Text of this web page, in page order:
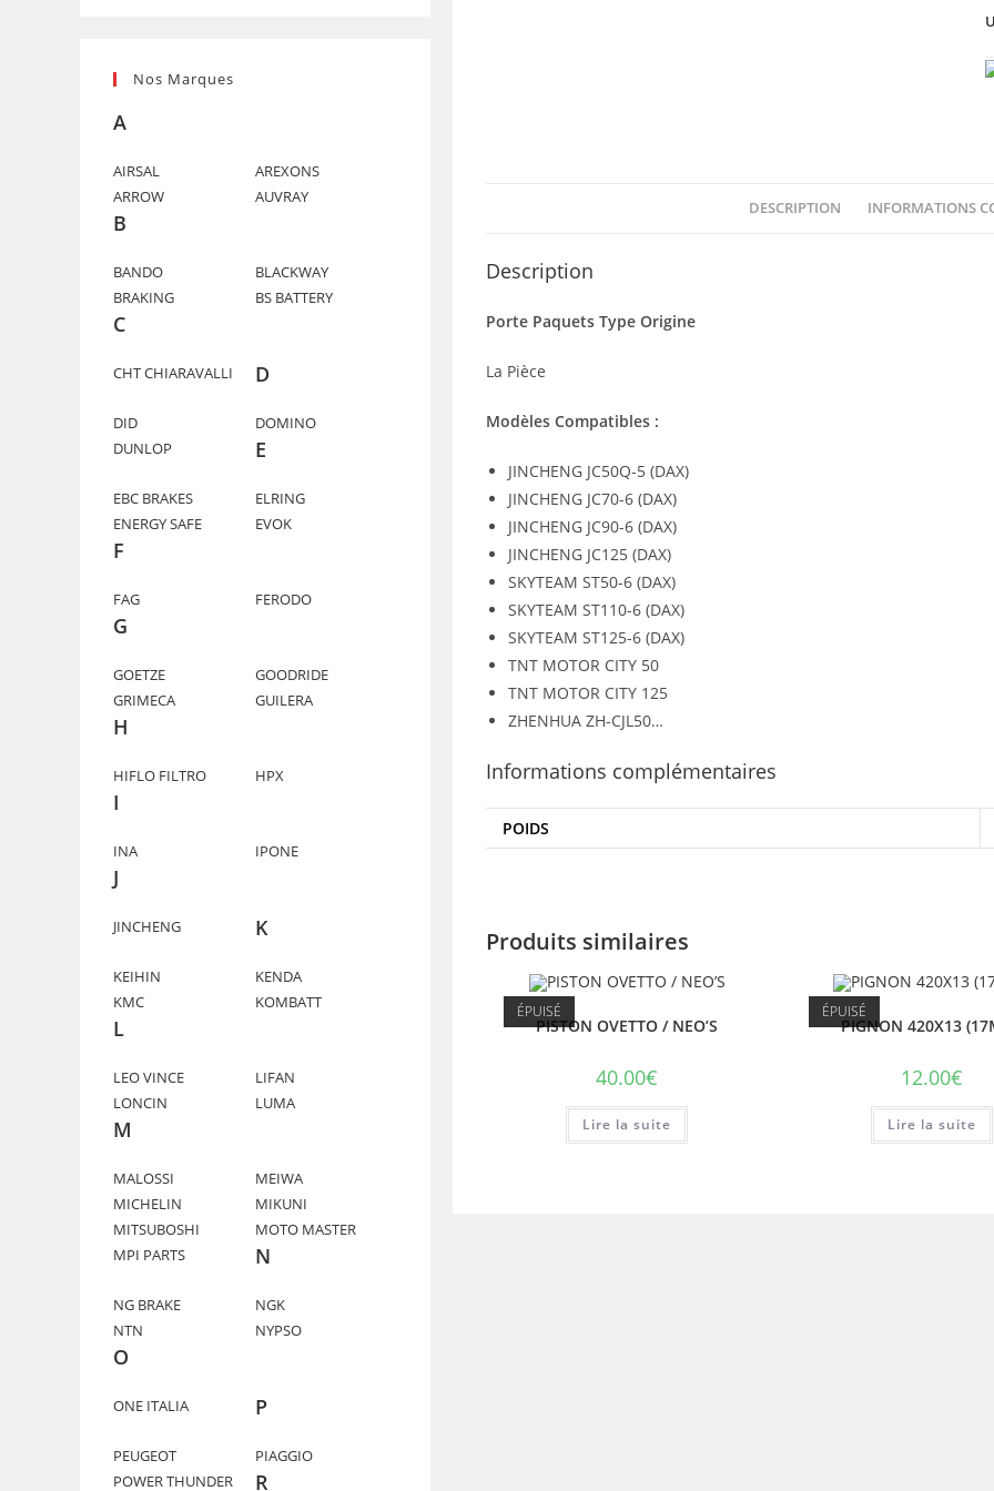
DESCRIPTION INFORMATIONS
Description
Porte Paquets Type Origine
La Pièce
Modèles Compatibles :
JINCHENG JC50Q-5 (DAX)
JINCHENG JC70-6 (DAX)
JINCHENG JC90-6 (DAX)
JINCHENG JC125 (DAX)
SKYTEAM ST50-6 (DAX)
SKYTEAM ST110-6 (DAX)
SKYTEAM ST125-6 (DAX)
TNT MOTOR CITY 50
TNT MOTOR CITY 125
ZHENHUA ZH-CJL50…
Informations complémentaires
POIDS
Produits similaires
ÉPUISÉ
PISTON OVETTO / NEO’S
40.00€
Lire la suite
ÉPUISÉ
PIGNON 420X13
12.00€
Lire la suite
Nos Marques
A
AIRSAL
AREXONS
ARROW
AUVRAY
B
BANDO
BLACKWAY
BRAKING
BS BATTERY
C
CHT CHIARAVALLI D
DID
DOMINO
DUNLOP
E
EBC BRAKES
ELRING
ENERGY SAFE
EVOK
F
FAG FERODO
G
GOETZE
GOODRIDE
GRIMECA
GUILERA
H
HIFLO FILTRO HPX
I
INA IPONE
J
JINCHENG K
KEIHIN
KENDA
KMC
KOMBATT
L
LEO VINCE
LIFAN
LONCIN
LUMA
M
MALOSSI
MEIWA
MICHELIN
MIKUNI
MITSUBOSHI
MOTO MASTER
MPI PARTS
N
NG BRAKE
NGK
NTN
NYPSO
O
ONE ITALIA P
PEUGEOT
PIAGGIO
POWER THUNDER
R